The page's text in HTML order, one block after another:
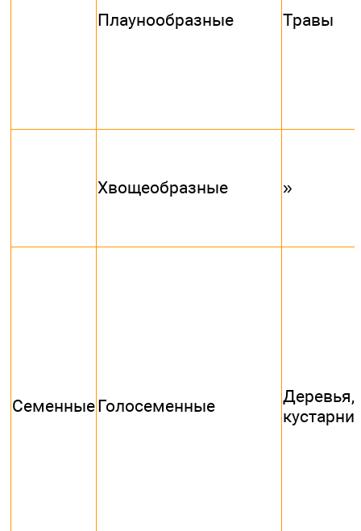
Плаунообразные Травы
Хвощеобразные »
СеменныеГолосеменные
Деревья,